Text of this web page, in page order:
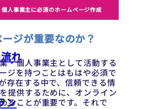
れ
ン
人事業主に必須のホームページ作成
ジが重要なのか？
・個人事業主として活動する
ジを持つことはもはや必須で
存在する中で、信頼できる情
提供するために、オンライン
ることが重要です。それで